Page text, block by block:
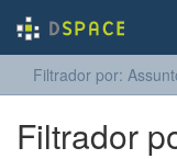
Filtrador por:
Filtrador